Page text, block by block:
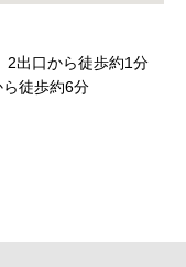
出口から徒歩約1分
徒歩約6分